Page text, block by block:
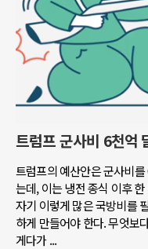
트럼프 군사비 6천억
트럼프의 예산안은 군사비
는데, 이는 냉전 종식 이후
자기 이렇게 많은 국방비를
하게 만들어야 한다. 무엇보
게다가 ...